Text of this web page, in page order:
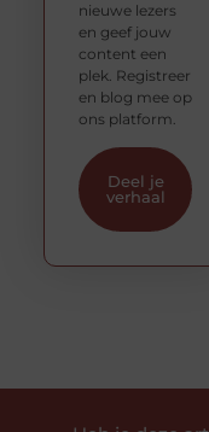
nieuwe lezers
en geef jouw
content een
plek. Registreer
en blog mee op
ons platform.
Deel je
verhaal